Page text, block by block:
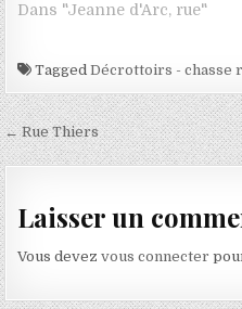
Dans "Jeanne d'Arc, rue"
TaggedDécrottoirs - chasse
Navigation de
← Rue Thiers
Laisser un
Vous devezvous connecter